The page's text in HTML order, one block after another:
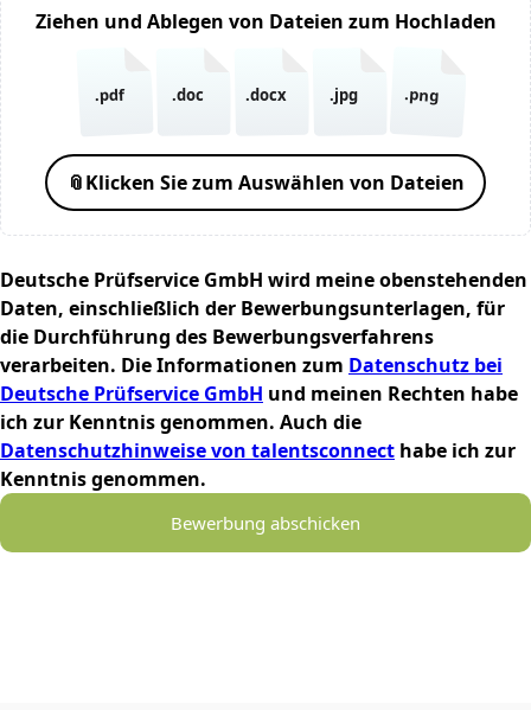
Ziehen und Ablegen von Dateien zum Hochladen
.pdf .doc .docx .jpg .png
📎Klicken Sie zum Auswählen von Dateien
Deutsche Prüfservice GmbH wird meine obenstehenden
Daten, einschließlich der Bewerbungsunterlagen, für
die Durchführung des Bewerbungsverfahrens
verarbeiten. Die Informationen zum Datenschutz bei
Deutsche Prüfservice GmbH und meinen Rechten habe
ich zur Kenntnis genommen. Auch die
Datenschutzhinweise von talentsconnect habe ich zur
Kenntnis genommen.
Bewerbung abschicken